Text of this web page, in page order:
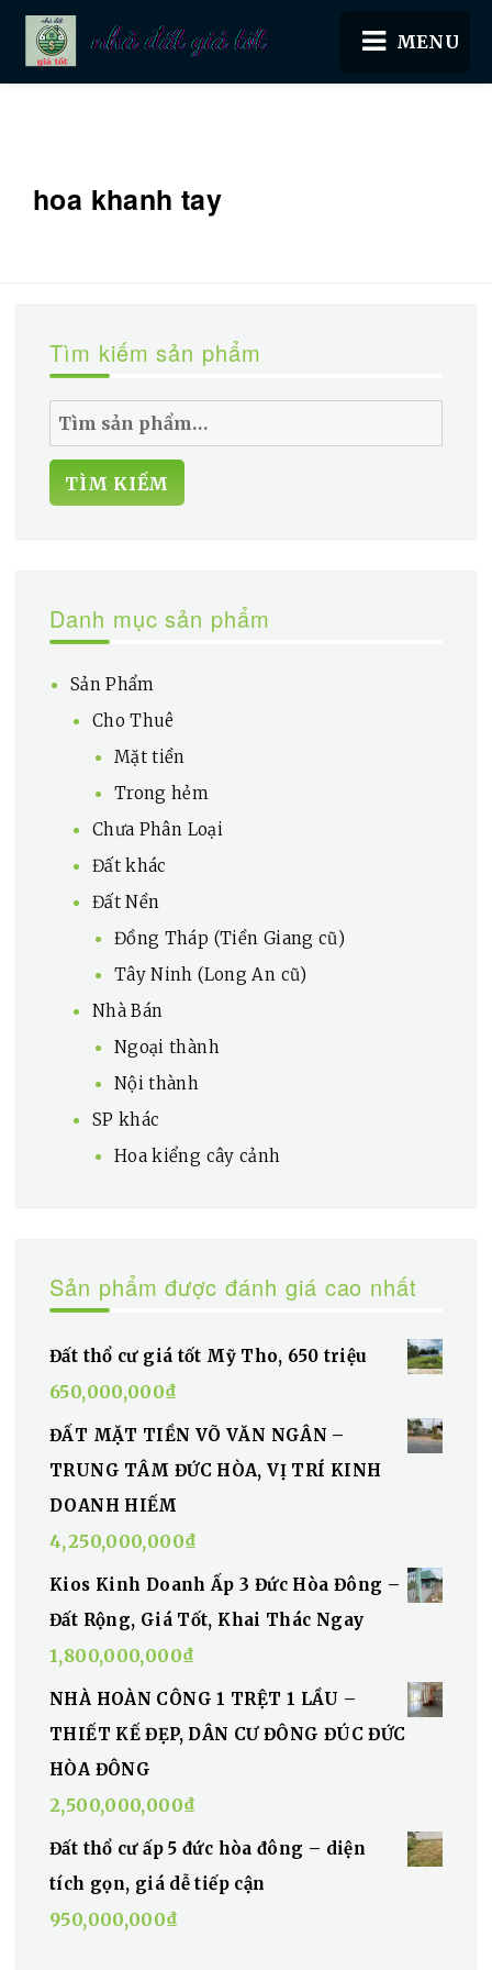
Nhà đất giá tốt
hoa khanh tay
Tìm kiếm sản phẩm
Tìm
kiếm:
TÌM KIẾM
Danh mục sản phẩm
Sản Phẩm
Cho Thuê
Mặt tiền
Trong hẻm
Chưa Phân Loại
Đất khác
Đất Nền
Đồng Tháp (Tiền Giang cũ)
Tây Ninh (Long An cũ)
Nhà Bán
Ngoại thành
Nội thành
SP khác
Hoa kiểng cây cảnh
Sản phẩm được đánh giá cao nhất
Đất thổ cư giá tốt Mỹ Tho, 650 triệu
650,000,000₫
ĐẤT MẶT TIỀN VÕ VĂN NGÂN –
TRUNG TÂM ĐỨC HÒA, VỊ TRÍ KINH
DOANH HIẾM
4,250,000,000₫
Kios Kinh Doanh Ấp 3 Đức Hòa Đông –
Đất Rộng, Giá Tốt, Khai Thác Ngay
1,800,000,000₫
NHÀ HOÀN CÔNG 1 TRỆT 1 LẦU –
THIẾT KẾ ĐẸP, DÂN CƯ ĐÔNG ĐÚC ĐỨC
HÒA ĐÔNG
2,500,000,000₫
Đất thổ cư ấp 5 đức hòa đông – diện
tích gọn, giá dễ tiếp cận
950,000,000₫